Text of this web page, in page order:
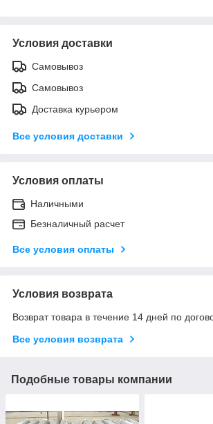
Условия доставки
Самовывоз
Самовывоз
Доставка курьером
Все условия доставки
Условия оплаты
Наличными
Безналичный расчет
Все условия оплаты
Условия возврата
Возврат товара в течение 14 дней по
Все условия возврата
Подобные товары компании